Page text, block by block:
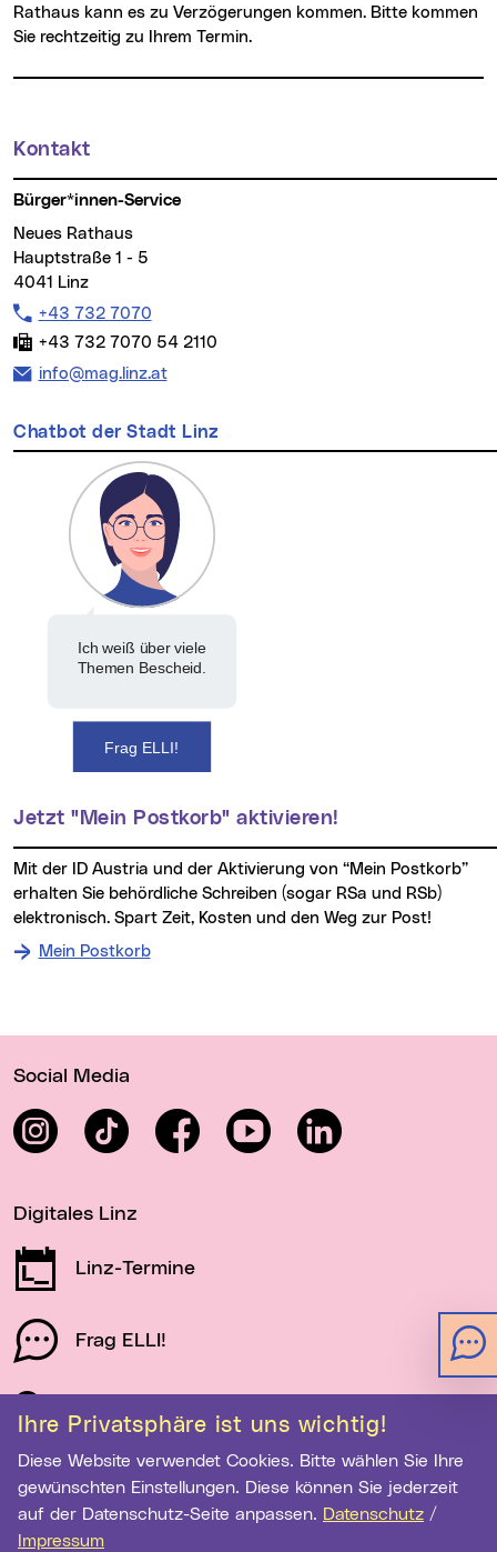
Ihre Privatsphäre ist uns wichtig!
Diese Website verwendet Cookies. Bitte wählen Sie Ihre
gewünschten Einstellungen. Diese können Sie jederzeit
auf der Datenschutz-Seite anpassen. Datenschutz /
Impressum
Rathaus kann es zu Verzögerungen kommen. Bitte kommen
Sie rechtzeitig zu Ihrem Termin.
Weitere Informationen
Kontakt
Bürger*innen-Service
Neues Rathaus
Hauptstraße 1 - 5
4041 Linz
Telefon:
+43 732 7070
Fax:
+43 732 7070 54 2110
E-Mail Adresse:
info@mag.linz.at
Chatbot der Stadt Linz
Ich weiß über viele
Themen Bescheid.
Frag ELLI!
Jetzt "Mein Postkorb" aktivieren!
Mit der ID Austria und der Aktivierung von “Mein Postkorb”
erhalten Sie behördliche Schreiben (sogar RSa und RSb)
elektronisch. Spart Zeit, Kosten und den Weg zur Post!
Mein Postkorb
Social Media
InstagramTikTok FacebookYouTube LinkedIn
Digitales Linz
Linz-Termine
Frag ELLI!
Schau auf Linz
Newsletter-Anmeldung
E-Mail-Adresse eingeben